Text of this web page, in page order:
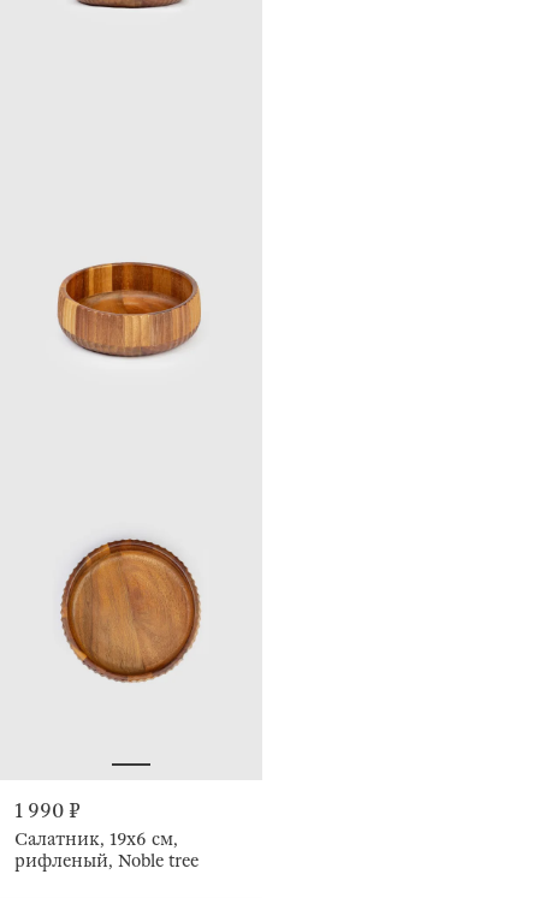
1 990 ₽
Салатник, 19х6 см,
рифленый, Noble tree